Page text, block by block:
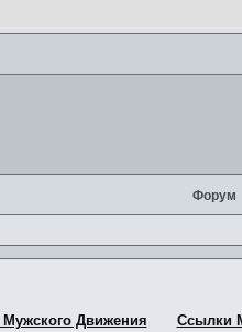
Форум
Движения Ссылки